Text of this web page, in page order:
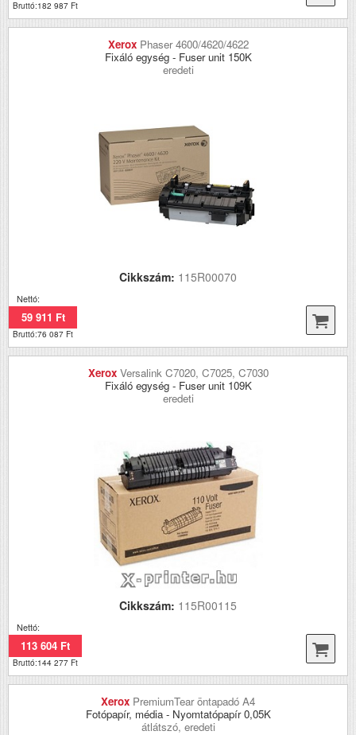
Bruttó:182 987 Ft
Xerox Phaser 4600/4620/4622
Fixáló egység - Fuser unit 150K
eredeti
Cikkszám: 115R00070
Nettó:
59 911 Ft
Bruttó:76 087 Ft
Xerox Versalink C7020, C7025, C7030
Fixáló egység - Fuser unit 109K
eredeti
Cikkszám: 115R00115
Nettó:
113 604 Ft
Bruttó:144 277 Ft
Xerox PremiumTear öntapadó A4
Fotópapír, média - Nyomtatópapír 0,05K
átlátszó, eredeti